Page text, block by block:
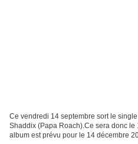
Ce vendredi 14 septembre sort le
Shaddix (Papa Roach).Ce sera donc
album est prévu pour le 14 décembre